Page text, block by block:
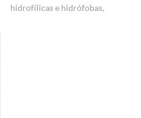
hidrofílicas e hidrófobas,